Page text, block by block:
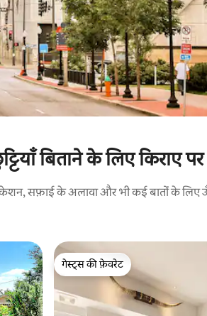
बिताने के लिए किराए
सफ़ाई के अलावा और भी कई बातों के लिए
गेस्ट्स की फ़ेवरेट
गेस्ट्स की फ़ेवरेट